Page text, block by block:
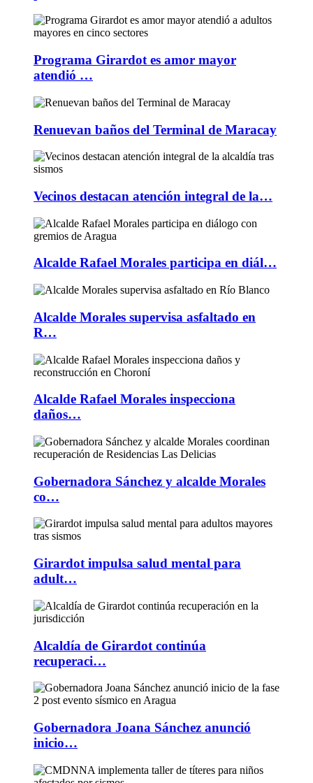
Programa Girardot es amor mayor
atendió …
Renuevan baños del Terminal de Maracay
Vecinos destacan atención integral de la…
Alcalde Rafael Morales participa en diál…
Alcalde Morales supervisa asfaltado en
R…
Alcalde Rafael Morales inspecciona
daños…
Gobernadora Sánchez y alcalde Morales
co…
Girardot impulsa salud mental para
adult…
Alcaldía de Girardot continúa
recuperaci…
Gobernadora Joana Sánchez anunció
inicio…